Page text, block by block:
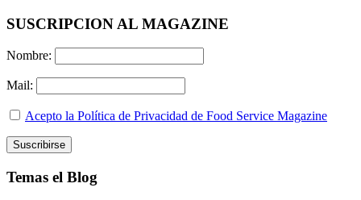
SUSCRIPCION AL MAGAZINE
Nombre:
Mail:
Acepto la Política de Privacidad de Food Service Magazine
Temas el Blog